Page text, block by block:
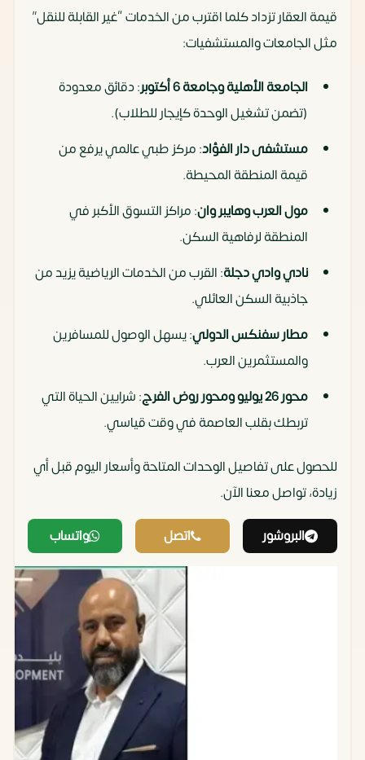
قيمة العقار تزداد كلما اقترب من الخدمات “غير القابلة للنقل”
مثل الجامعات والمستشفيات:
الجامعة الأهلية وجامعة 6 أكتوبر
: دقائق معدودة
(تضمن تشغيل الوحدة كإيجار للطلاب).
مستشفى دار الفؤاد: مركز طبي عالمي يرفع من
قيمة المنطقة المحيطة.
مول العرب وهايبر وان: مراكز التسوق الأكبر في
المنطقة لرفاهية السكن.
نادي وادي دجلة: القرب من الخدمات الرياضية يزيد من
جاذبية السكن العائلي.
مطار سفنكس الدولي: يسهل الوصول للمسافرين
والمستثمرين العرب.
محور 26 يوليو ومحور روض الفرج
: شرايين الحياة التي
تربطك بقلب العاصمة في وقت قياسي.
للحصول على تفاصيل الوحدات المتاحة وأسعار اليوم قبل أي
زيادة، تواصل معنا الآن.
البروشور اتصل واتساب